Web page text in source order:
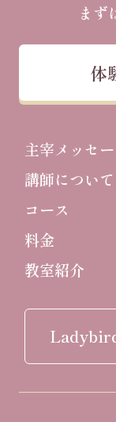
まず
体
主宰メッセ
講師について
コース
料金
教室紹介